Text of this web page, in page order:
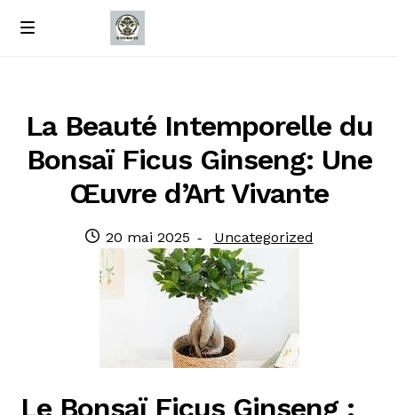
Passer
Passer
M
À propos de nous
Contact
La Beauté Intemporelle du
Bonsaï Ficus Ginseng: Une
Œuvre d’Art Vivante
Publié
le
20 mai 2025
Catégorie
:
Uncategorized
Le Bonsaï Ficus Ginseng :